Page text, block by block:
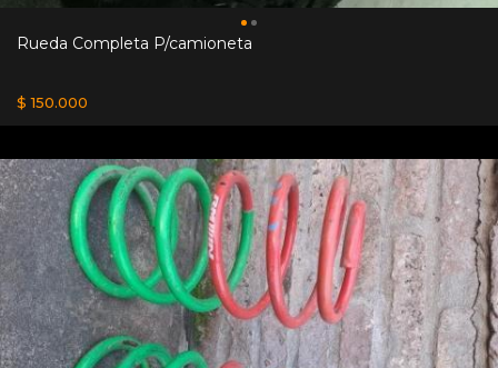
Rueda Completa P/camioneta
$ 150.000